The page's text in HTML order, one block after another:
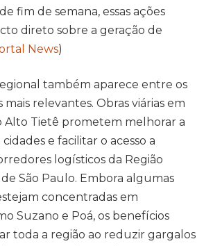
fim de semana, essas ações
direto sobre a geração de
News)
também aparece entre os
relevantes. Obras viárias em
Alto Tietê prometem melhorar a
e facilitar o acesso a
logísticos da Região
São Paulo. Embora algumas
concentradas em
Suzano e Poá, os benefícios
toda a região ao reduzir gargalos